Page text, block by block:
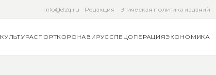
info@32q.ru Редакция Этическая политика изданий
КУЛЬТУРАСПОРТКОРОНАВИРУССПЕЦОПЕРАЦИЯЭКОНОМИКА